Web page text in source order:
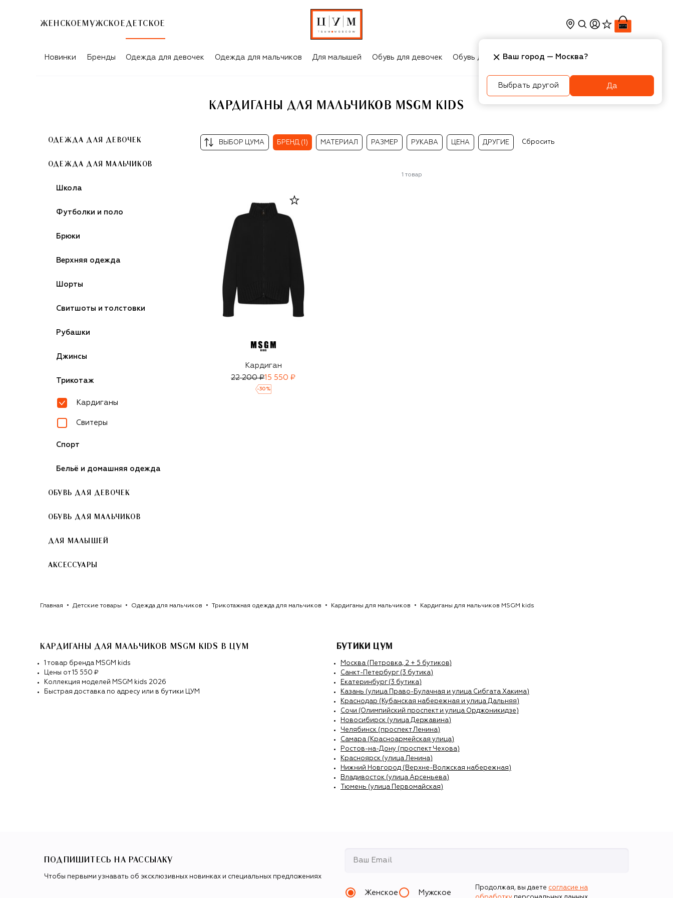
ЖЕНСКОЕ МУЖСКОЕ ДЕТСКОЕ
КАРДИГАНЫ ДЛЯ МАЛЬЧИКОВ MSGM KIDS
Новинки Бренды Одежда для девочек Одежда для мальчиков Для малышей Обувь для девочек Обувь для мальчиков Игрушки Аксесcуары
КАРДИГАНЫ ДЛЯ МАЛЬЧИКОВ MSGM KIDS
ОДЕЖДА ДЛЯ ДЕВОЧЕК
ОДЕЖДА ДЛЯ МАЛЬЧИКОВ
Школа
Футболки и поло
Брюки
Верхняя одежда
Шорты
Свитшоты и толстовки
Рубашки
Джинсы
Трикотаж
Кардиганы
Свитеры
Спорт
Бельё и домашняя одежда
ОБУВЬ ДЛЯ ДЕВОЧЕК
ОБУВЬ ДЛЯ МАЛЬЧИКОВ
ДЛЯ МАЛЫШЕЙ
АКСЕССУАРЫ
ВЫБОР ЦУМА БРЕНД (1) МАТЕРИАЛ РАЗМЕР РУКАВА ЦЕНА ДРУГИЕ Сбросить
1 товар
Кардиган
22 200 ₽15 550 ₽
-30 %
Главная Детские товары Одежда для мальчиков Трикотажная одежда для мальчиков Кардиганы для мальчиков Кардиганы для мальчиков MSGM kids
КАРДИГАНЫ ДЛЯ МАЛЬЧИКОВ MSGM KIDS В ЦУМ
1 товар бренда MSGM kids
Цены от15 550 ₽
Коллекция моделей MSGM kids 2026
Быстрая доставка по адресу или в бутики ЦУМ
БУТИКИ ЦУМ
Москва (Петровка, 2 + 5 бутиков)
Санкт-Петербург (3 бутика)
Екатеринбург (3 бутика)
Казань (улица Право-Булачная и улица Сибгата Хакима)
Краснодар (Кубанская набережная и улица Дальняя)
Сочи (Олимпийский проспект и улица Орджоникидзе)
Новосибирск (улица Державина)
Челябинск (проспект Ленина)
Самара (Красноармейская улица)
Ростов-на-Дону (проспект Чехова)
Красноярск (улица Ленина)
Нижний Новгород (Верхне-Волжская набережная)
Владивосток (улица Арсеньева)
Тюмень (улица Первомайская)
ПОДПИШИТЕСЬ НА РАССЫЛКУ
Чтобы первыми узнавать об эксклюзивных новинках и специальных предложениях
Женское Мужское
Продолжая, вы даете согласие на
Ваш город — Москва?
Выбрать другой Да